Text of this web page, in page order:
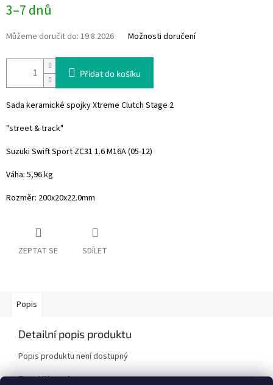
cena:
3–7 dnů
Můžeme doručit do: 19.8.2026 Možnosti doručení
Přidat do košíku
Sada keramické spojky Xtreme Clutch Stage 2
"street & track"
Suzuki Swift Sport ZC31 1.6 M16A (05-12)
Váha: 5,96 kg
Rozměr: 200x20x22.0mm
ZEPTAT SE SDÍLET
Popis
Detailní popis produktu
Popis produktu není dostupný
Doplňkové parametry